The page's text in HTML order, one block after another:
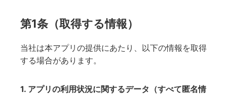
第1条（取得する情報）
当社は本アプリの提供にあたり、以下の情報を取得
する場合があります。
1. アプリの利用状況に関するデータ（すべて匿名情